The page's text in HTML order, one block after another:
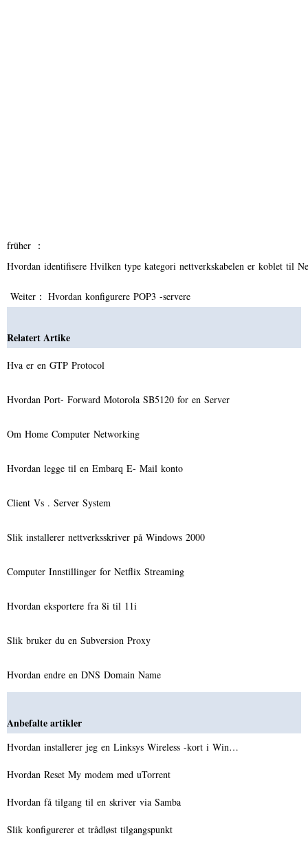
früher ：
Hvordan identifisere Hvilken type kategori nettverkskabelen er koblet til
Weiter： Hvordan konfigurere POP3 -servere
Relatert Artike
Hva er en GTP Protocol
Hvordan Port- Forward Motorola SB5120 for en Server
Om Home Computer Networking
Hvordan legge til en Embarq E- Mail konto
Client Vs . Server System
Slik installerer nettverksskriver på Windows 2000
Computer Innstillinger for Netflix Streaming
Hvordan eksportere fra 8i til 11i
Slik bruker du en Subversion Proxy
Hvordan endre en DNS Domain Name
Anbefalte artikler
Hvordan installerer jeg en Linksys Wireless -kort i Win…
Hvordan Reset My modem med uTorrent
Hvordan få tilgang til en skriver via Samba
Slik konfigurerer et trådløst tilgangspunkt